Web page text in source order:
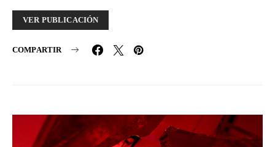
VER PUBLICACIÓN
COMPARTIR